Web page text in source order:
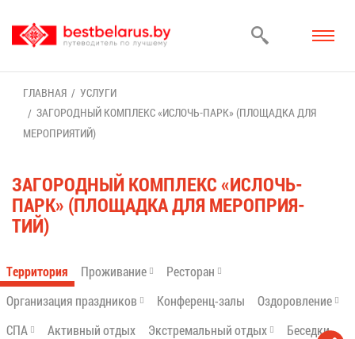
ГЛАВ­НАЯ
УСЛУ­ГИ
ЗА­ГО­РОД­НЫЙ КОМ­ПЛЕКС «ИС­ЛОЧЬ-ПАРК» (ПЛО­ЩАД­КА ДЛЯ
МЕ­РО­ПРИ­Я­ТИЙ)
ЗА­ГО­РОД­НЫЙ КОМ­ПЛЕКС «ИС­ЛОЧЬ-
ПАРК» (ПЛО­ЩАД­КА ДЛЯ МЕ­РО­ПРИ­Я­
ТИЙ)
Тер­ри­то­рия Про­жи­ва­ние
Ре­сто­ран
Ор­га­ни­за­ция празд­ни­ков
Кон­фе­ренц-за­лы
Оздо­ров­ле­ние
СПА
Ак­тив­ный от­дых Экс­тре­маль­ный от­дых Бе­сед­ки